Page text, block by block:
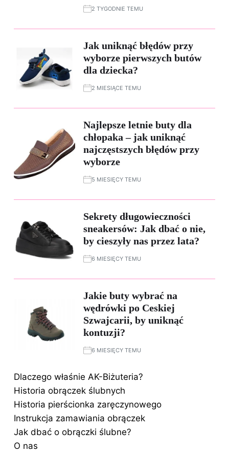
2 TYGODNIE TEMU
Jak uniknąć błędów przy
wyborze pierwszych butów
dla dziecka?
2 MIESIĄCE TEMU
Najlepsze letnie buty dla
chłopaka – jak uniknąć
najczęstszych błędów przy
wyborze
5 MIESIĘCY TEMU
Sekrety długowieczności
sneakersów: Jak dbać o nie,
by cieszyły nas przez lata?
6 MIESIĘCY TEMU
Jakie buty wybrać na
wędrówki po Ceskiej
Szwajcarii, by uniknąć
kontuzji?
6 MIESIĘCY TEMU
Dlaczego właśnie AK-Biżuteria?
Historia obrączek ślubnych
Historia pierścionka zaręczynowego
Instrukcja zamawiania obrączek
Jak dbać o obrączki ślubne?
O nas